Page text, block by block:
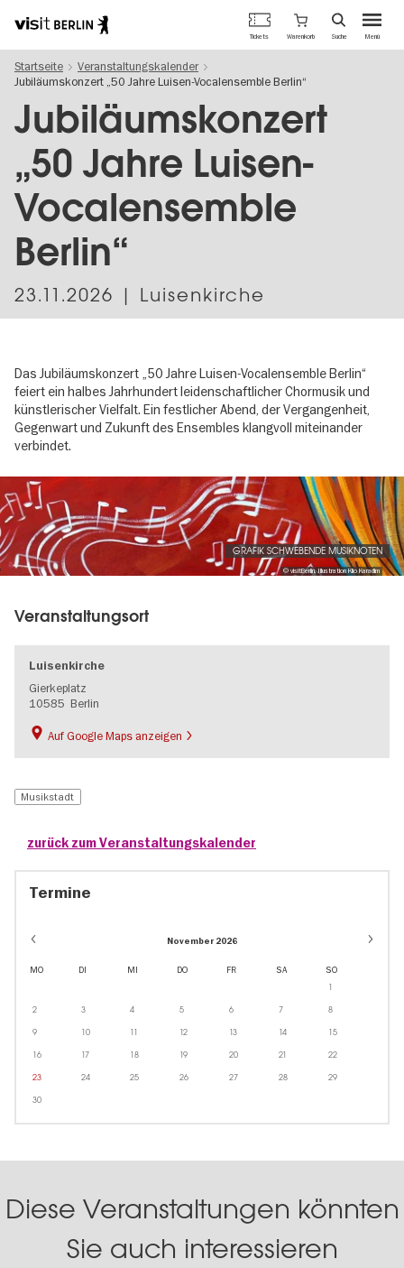
zum
Inhalt
Berlins
offizielles
Tourismusportal
Menü
Tickets Warenkorb Suche
Startseite
Veranstaltungskalender
Jubiläumskonzert „50 Jahre Luisen-Vocalensemble Berlin“
Jubiläumskonzert
„50 Jahre Luisen-
Vocalensemble
Berlin“
23.11.2026 | Luisenkirche
Das Jubiläumskonzert „50 Jahre Luisen-Vocalensemble Berlin“
feiert ein halbes Jahrhundert leidenschaftlicher Chormusik und
künstlerischer Vielfalt. Ein festlicher Abend, der Vergangenheit,
Gegenwart und Zukunft des Ensembles klangvoll miteinander
verbindet.
Image
gallery
© visitBerlin, Illustration Klio Karadim
GRAFIK SCHWEBENDE MUSIKNOTEN
Veranstaltungsort
Luisenkirche
Gierkeplatz
10585 Berlin
Auf Google Maps anzeigen
Musikstadt
zurück zum Veranstaltungskalender
Termine
November 2026
MO DI MI DO FR SA SO
1
2 3 4 5 6 7 8
9 10 11 12 13 14 15
16 17 18 19 20 21 22
23 24 25 26 27 28 29
30
Diese Veranstaltungen könnten
Sie auch interessieren